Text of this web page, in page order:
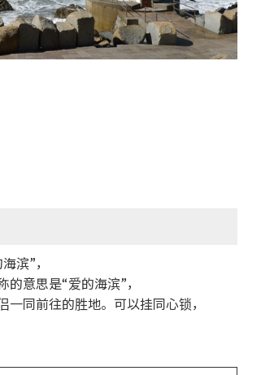
滨”，
意思是“爱的海滨”，
同前往的胜地。可以挂同心锁，